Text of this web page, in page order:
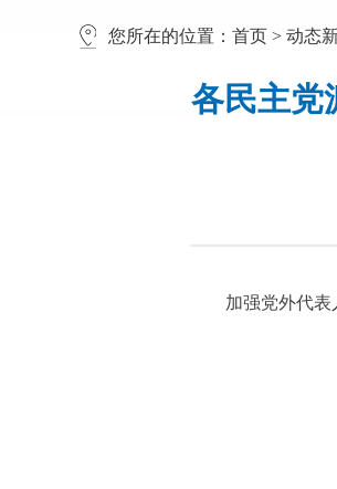
您所在的位置： 首页 > 动态
各民主党
加强党外代表人